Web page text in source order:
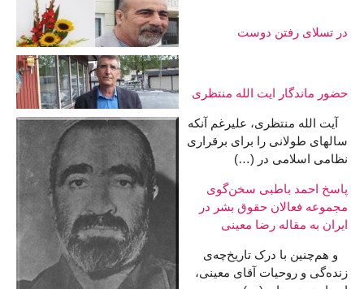
در تسلای رفتن دوست
حضور ماندگار ایت الله منتظری
آیت الله منتظری، علیرغم آنکه
سالهای طولانی را برای برقراری
نظامی اسلامی در (…)
پاسخ احمد باطبی سخن‌گوی
مجموعه فعالان حقوق بشر در
ایران به مقاله رضا معینی
و هم‌چنین با درک تاریخ‌چه‌ی
زنده‌گی و روحیات آقای معینی،